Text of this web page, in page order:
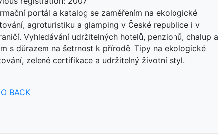
portál a katalog se zaměřením na ekologické
agroturistiku a glamping v České republice i v
Vyhledávání udržitelných hotelů, penzionů, chalup a
s důrazem na šetrnost k přírodě. Tipy na ekologické
zelené certifikace a udržitelný životní styl.
BACK